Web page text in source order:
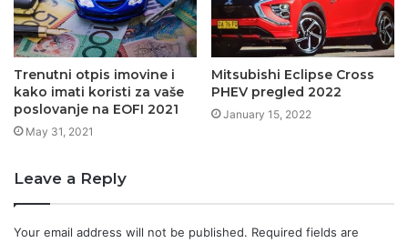
Trenutni otpis imovine i
kako imati koristi za vaše
poslovanje na EOFI 2021
May 31, 2021
Mitsubishi Eclipse Cross
PHEV pregled 2022
January 15, 2022
Leave a Reply
Your email address will not be published. Required fields are